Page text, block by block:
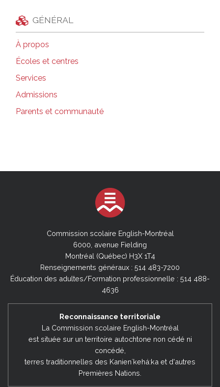
GÉNÉRAL
À propos
Écoles et centres
Services
Admissions
Parents et communauté
Commission scolaire English-Montréal
6000, avenue Fielding
Montréal (Québec) H3X 1T4
Renseignements généraux : 514 483-7200
Éducation des adultes/Formation professionnelle : 514 488-
4636
Reconnaissance territoriale
La Commission scolaire English-Montréal
est située sur un territoire autochtone non cédé ni
concédé,
terres traditionnelles des Kanienʼkehá:ka et d'autres
Premières Nations.